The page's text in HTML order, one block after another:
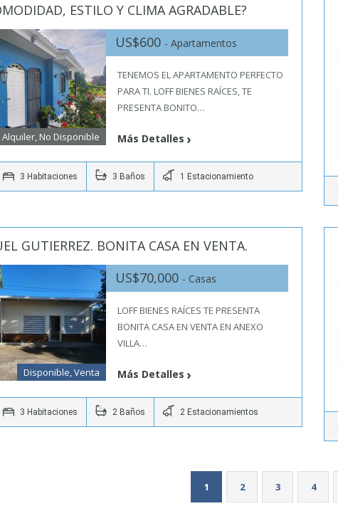
ESTILO Y CLIMA AGRADABLE?
Alquiler, No Disponible
US$600 - Apartamentos
TENEMOS EL APARTAMENTO PERFECTO
PARA TI. LOFF BIENES RAÍCES, TE
PRESENTA BONITO…
Más Detalles
3 Habitaciones 3 Baños 1 Estacionamiento
GUTIERREZ. BONITA CASA EN VENTA.
Disponible, Venta
US$70,000 - Casas
LOFF BIENES RAÍCES TE PRESENTA
BONITA CASA EN VENTA EN ANEXO
VILLA…
Más Detalles
3 Habitaciones 2 Baños 2 Estacionamientos
1 2 3 4